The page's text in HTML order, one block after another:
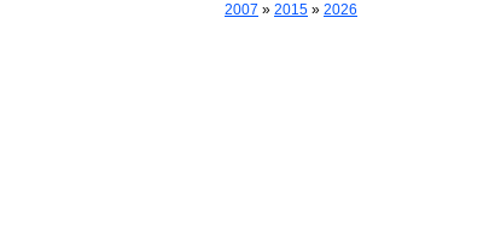
2007 » 2015 » 2026